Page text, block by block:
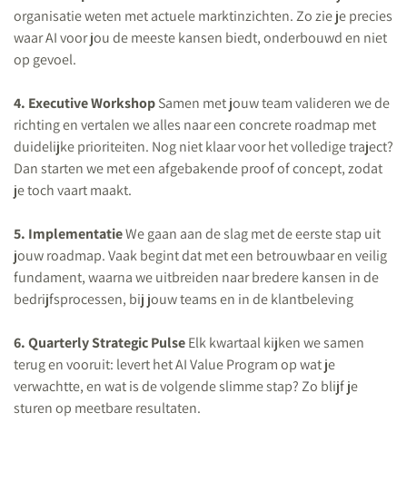
organisatie weten met actuele marktinzichten. Zo zie je precies
waar AI voor jou de meeste kansen biedt, onderbouwd en niet
op gevoel.
4. Executive WorkshopSamen met jouw team valideren we de
richting en vertalen we alles naar een concrete roadmap met
duidelijke prioriteiten. Nog niet klaar voor het volledige traject?
Dan starten we met een afgebakende proof of concept, zodat
je toch vaart maakt.
5. ImplementatieWe gaan aan de slag met de eerste stap uit
jouw roadmap. Vaak begint dat met een betrouwbaar en veilig
fundament, waarna we uitbreiden naar bredere kansen in de
bedrijfsprocessen, bij jouw teams en in de klantbeleving
6. Quarterly Strategic PulseElk kwartaal kijken we samen
terug en vooruit: levert het AI Value Program op wat je
verwachtte, en wat is de volgende slimme stap? Zo blijf je
sturen op meetbare resultaten.